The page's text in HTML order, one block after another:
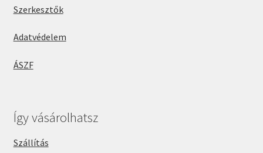
Szerkesztők
Adatvédelem
ÁSZF
Így vásárolhatsz
Szállítás